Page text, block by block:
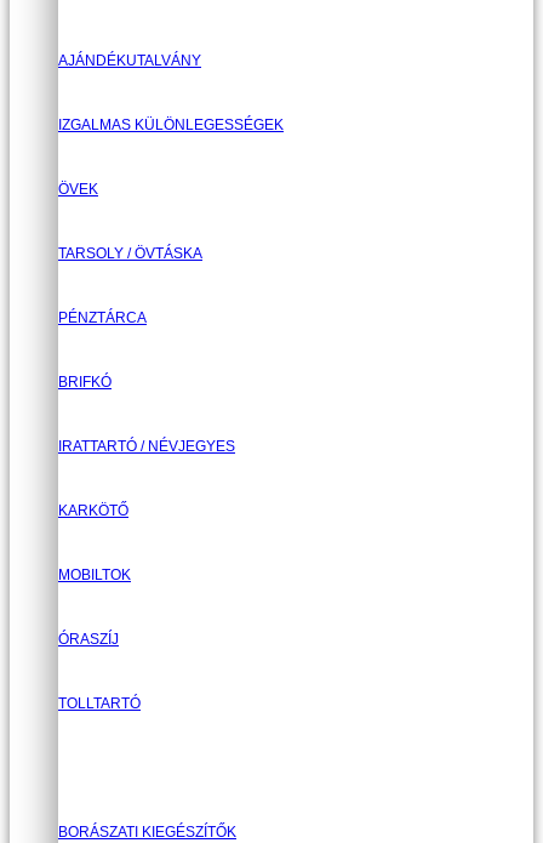
AJÁNDÉKUTALVÁNY
IZGALMAS KÜLÖNLEGESSÉGEK
ÖVEK
TARSOLY / ÖVTÁSKA
PÉNZTÁRCA
BRIFKÓ
IRATTARTÓ / NÉVJEGYES
KARKÖTŐ
MOBILTOK
ÓRASZÍJ
TOLLTARTÓ
BORÁSZATI KIEGÉSZÍTŐK